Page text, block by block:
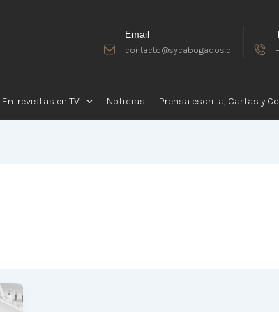
Email
contacto@sycabogados.cl
Entrevistas en TV Noticias Prensa escrita, Cartas y